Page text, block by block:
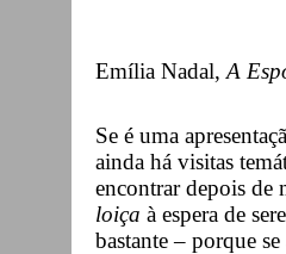
Emília Nadal, A
Se é uma
ainda há visitas
encontrar depois de
loiça à espera de
bastante – porque